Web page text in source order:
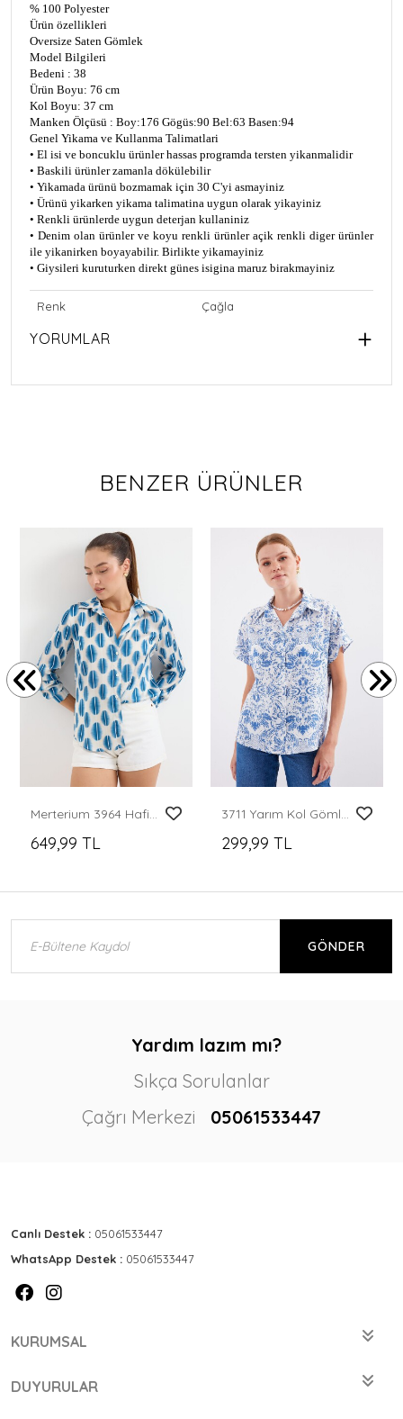
% 100 Polyester
Ürün özellikleri
Oversize Saten Gömlek
Model Bilgileri
Bedeni : 38
Ürün Boyu: 76 cm
Kol Boyu: 37 cm
Manken Ölçüsü : Boy:176 Gögüs:90 Bel:63 Basen:94
Genel Yikama ve Kullanma Talimatlari
• El isi ve boncuklu ürünler hassas programda tersten yikanmalidir
• Baskili ürünler zamanla dökülebilir
• Yikamada ürünü bozmamak için 30 C'yi asmayiniz
• Ürünü yikarken yikama talimatina uygun olarak yikayiniz
• Renkli ürünlerde uygun deterjan kullaniniz
• Denim olan ürünler ve koyu renkli ürünler açik renkli diger ürünler
ile yikanirken boyayabilir. Birlikte yikamayiniz
• Giysileri kuruturken direkt günes isigina maruz birakmayiniz
Renk Çağla
YORUMLAR
BENZER ÜRÜNLER
Merterium 3964 Hafif Dökümlü Saten Gömlek - B.Mavi
649,99 TL
3711 Yarım Kol Gömlek - D.Mavi
299,99 TL
GÖNDER
Yardım lazım mı?
Sıkça Sorulanlar
Çağrı Merkezi
05061533447
Canlı Destek : 05061533447
WhatsApp Destek : 05061533447
KURUMSAL
DUYURULAR